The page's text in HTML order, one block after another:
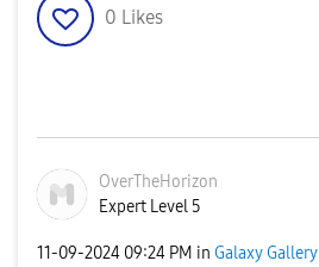
0 Likes
OverTheHorizon
Expert Level 5
‎11-09-2024 09:24 PM in Galaxy Gallery